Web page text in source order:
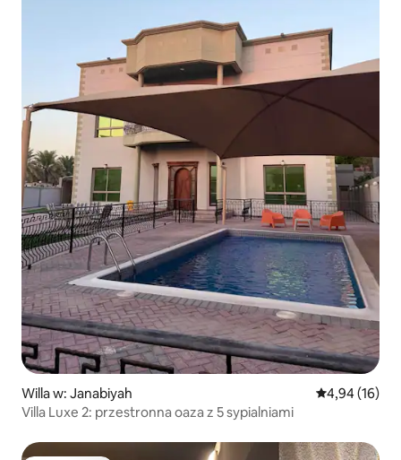
Willa w: Janabiyah Średnia
4,94 (16)
Villa Luxe 2: przestronna oaza z 5 sypialniami